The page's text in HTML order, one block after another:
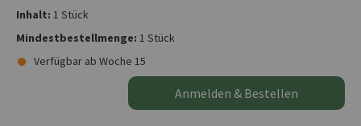
Inhalt: 1 Stück
Mindestbestellmenge: 1 Stück
Verfügbar ab Woche 15
Anmelden & Bestellen